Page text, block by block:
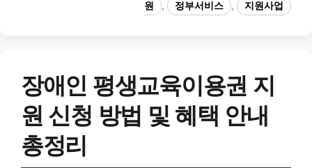
리
원
정부서비스 지원사업
장애인 평생교육이용권 지
원 신청 방법 및 혜택 안내
총정리